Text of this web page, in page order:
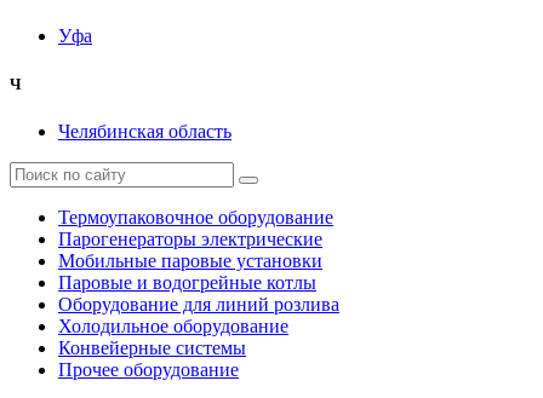
Уфа
Ч
Челябинская область
Термоупаковочное оборудование
Парогенераторы электрические
Мобильные паровые установки
Паровые и водогрейные котлы
Оборудование для линий розлива
Холодильное оборудование
Конвейерные системы
Прочее оборудование